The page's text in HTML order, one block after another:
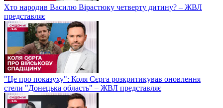
Хто народив Василю Вірастюку четверту дитину? – ЖВЛ
представляє
"Це про показуху": Коля Сєрга розкритикував оновлення
стели "Донецька область" – ЖВЛ представляє